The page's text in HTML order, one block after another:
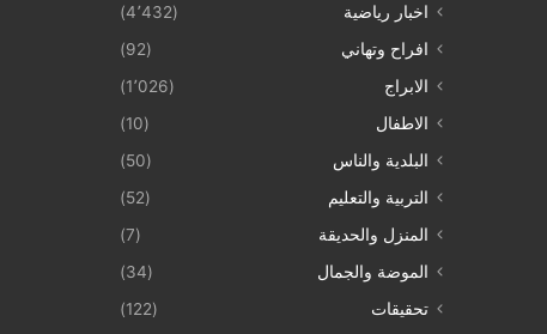
اخبار رياضية
(4٬432)
افراح وتهاني
(92)
الابراج
(1٬026)
الاطفال
(10)
البلدية والناس
(50)
التربية والتعليم
(52)
المنزل والحديقة
(7)
الموضة والجمال
(34)
تحقيقات
(122)